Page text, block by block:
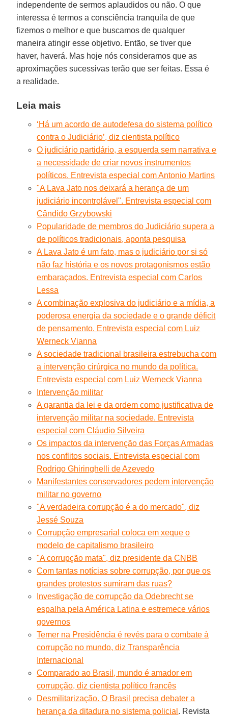
independente de sermos aplaudidos ou não. O que
interessa é termos a consciência tranquila de que
fizemos o melhor e que buscamos de qualquer
maneira atingir esse objetivo. Então, se tiver que
haver, haverá. Mas hoje nós consideramos que as
aproximações sucessivas terão que ser feitas. Essa é
a realidade.
Leia mais
‘Há um acordo de autodefesa do sistema político
contra o Judiciário’, diz cientista político
O judiciário partidário, a esquerda sem narrativa e
a necessidade de criar novos instrumentos
políticos. Entrevista especial com Antonio Martins
"A Lava Jato nos deixará a herança de um
judiciário incontrolável". Entrevista especial com
Cândido Grzybowski
Popularidade de membros do Judiciário supera a
de políticos tradicionais, aponta pesquisa
A Lava Jato é um fato, mas o judiciário por si só
não faz história e os novos protagonismos estão
embaraçados. Entrevista especial com Carlos
Lessa
A combinação explosiva do judiciário e a mídia, a
poderosa energia da sociedade e o grande déficit
de pensamento. Entrevista especial com Luiz
Werneck Vianna
A sociedade tradicional brasileira estrebucha com
a intervenção cirúrgica no mundo da política.
Entrevista especial com Luiz Werneck Vianna
Intervenção militar
A garantia da lei e da ordem como justificativa de
intervenção militar na sociedade. Entrevista
especial com Cláudio Silveira
Os impactos da intervenção das Forças Armadas
nos conflitos sociais. Entrevista especial com
Rodrigo Ghiringhelli de Azevedo
Manifestantes conservadores pedem intervenção
militar no governo
"A verdadeira corrupção é a do mercado", diz
Jessé Souza
Corrupção empresarial coloca em xeque o
modelo de capitalismo brasileiro
"A corrupção mata", diz presidente da CNBB
Com tantas notícias sobre corrupção, por que os
grandes protestos sumiram das ruas?
Investigação de corrupção da Odebrecht se
espalha pela América Latina e estremece vários
governos
Temer na Presidência é revés para o combate à
corrupção no mundo, diz Transparência
Internacional
Comparado ao Brasil, mundo é amador em
corrupção, diz cientista político francês
Desmilitarização. O Brasil precisa debater a
herança da ditadura no sistema policial . Revista